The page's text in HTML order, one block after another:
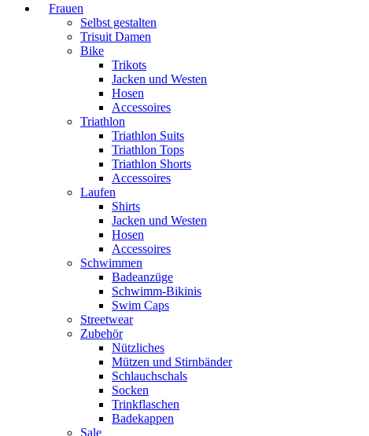
Frauen
Selbst gestalten
Trisuit Damen
Bike
Trikots
Jacken und Westen
Hosen
Accessoires
Triathlon
Triathlon Suits
Triathlon Tops
Triathlon Shorts
Accessoires
Laufen
Shirts
Jacken und Westen
Hosen
Accessoires
Schwimmen
Badeanzüge
Schwimm-Bikinis
Swim Caps
Streetwear
Zubehör
Nützliches
Mützen und Stirnbänder
Schlauchschals
Socken
Trinkflaschen
Badekappen
Sale